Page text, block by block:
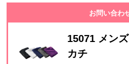
お問い合わ
15071 メン
カチ